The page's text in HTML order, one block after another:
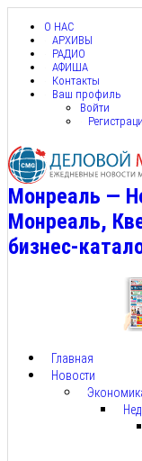
О НАС
АРХИВЫ
РАДИО
АФИША
Контакты
Ваш профиль
Войти
Монреаль —
Монреаль,
бизнес-
Главная
Новости